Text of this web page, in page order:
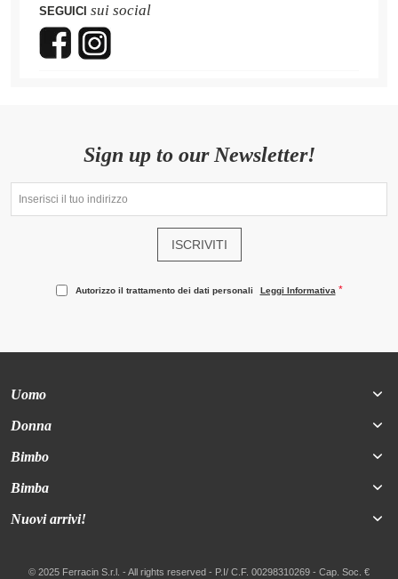
SEGUICI sui social
Sign up to our Newsletter!
ISCRIVITI
Autorizzo il trattamento dei dati personali Leggi Informativa
Uomo
Donna
Bimbo
Bimba
Nuovi arrivi!
© 2025 Ferracin S.r.l. - All rights reserved - P.I/ C.F. 00298310269 - Cap. Soc. €